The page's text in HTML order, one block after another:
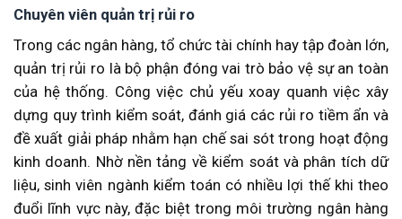
Chuyên viên quản trị rủi ro
Trong các ngân hàng, tổ chức tài chính hay tập đoàn lớn,
quản trị rủi ro là bộ phận đóng vai trò bảo vệ sự an toàn
của hệ thống. Công việc chủ yếu xoay quanh việc xây
dựng quy trình kiểm soát, đánh giá các rủi ro tiềm ẩn và
đề xuất giải pháp nhằm hạn chế sai sót trong hoạt động
kinh doanh. Nhờ nền tảng về kiểm soát và phân tích dữ
liệu, sinh viên ngành kiểm toán có nhiều lợi thế khi theo
đuổi lĩnh vực này, đặc biệt trong môi trường ngân hàng